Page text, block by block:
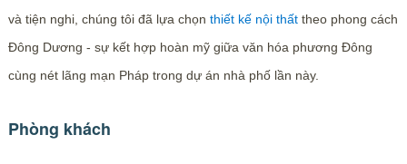
và tiện nghi, chúng tôi đã lựa chọn thiết kế nội thấttheo phong cách
Đông Dương - sự kết hợp hoàn mỹ giữa văn hóa phương Đông
cùng nét lãng mạn Pháp trong dự án nhà phố lần này.
Phòng khách